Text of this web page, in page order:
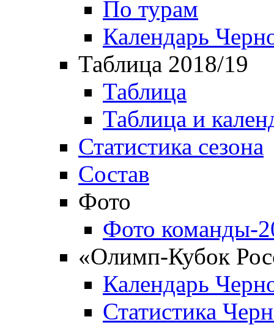
По турам
Календарь
Таблица 2018/19
Таблица
Таблица и
Статистика сезона
Состав
Фото
Фото команды-
«Олимп-Кубок
Календарь
Статистика